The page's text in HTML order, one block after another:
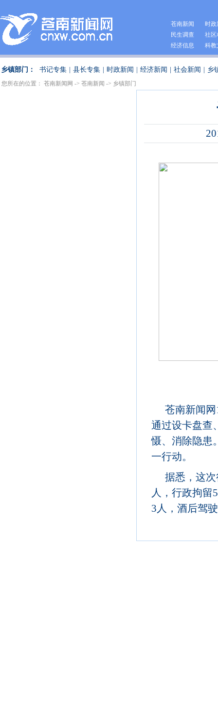
苍南新闻
时政
民生调查
社区
经济信息
科教
乡镇部门： 书记专集 县长专集 时政新闻 经济新闻 社会新闻 乡
您所在的位置： 苍南新闻网 -> 苍南新闻 -> 乡镇部门
苍南新闻
通过设卡盘查
慑、消除隐患
一行动。
据悉，这
人，行政拘留
3人，酒后驾